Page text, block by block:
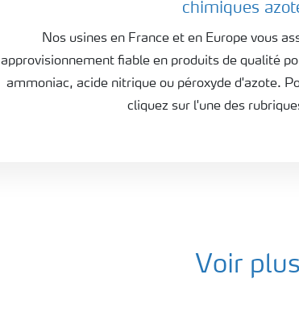
chimiques
Nos usines en France et en Europe vous
approvisionnement fiable en produits de qualité
ammoniac, acide nitrique ou péroxyde d'azote.
cliquez sur l'une des
Voir plus